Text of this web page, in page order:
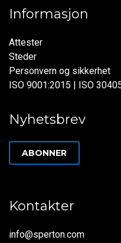
Informasjon
Attester
Steder
Personvern og sikkerhet
ISO 9001:2015 | ISO
Nyhetsbrev
ABONNER
Kontakter
info@sperton.com